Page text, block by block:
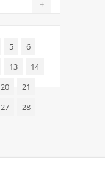
+
5
6
13
14
20
21
27
28